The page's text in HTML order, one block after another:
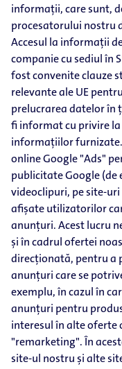
informații, care sunt,
procesatorului nostru
Accesul la informații
companie cu sediul în
fost convenite clauze
relevante ale UE
prelucrarea datelor în
fi informat cu privire
informațiilor
online Google "Ads"
publicitate Google
videoclipuri, pe site-
afișate utilizatorilor
anunțuri. Acest lucru
și în cadrul ofertei
direcționată, pentru a
anunțuri care se
exemplu, în cazul în
anunțuri pentru
interesul în alte oferte
"remarketing". În
site-ul nostru și alte